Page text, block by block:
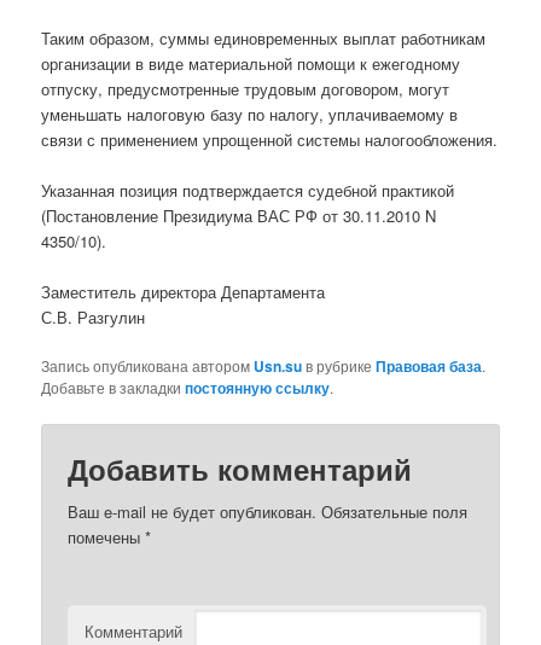
Таким образом, суммы единовременных выплат работникам
организации в виде материальной помощи к ежегодному
отпуску, предусмотренные трудовым договором, могут
уменьшать налоговую базу по налогу, уплачиваемому в
связи с применением упрощенной системы налогообложения.
Указанная позиция подтверждается судебной практикой
(Постановление Президиума ВАС РФ от 30.11.2010 N
4350/10).
Заместитель директора Департамента
С.В. Разгулин
Запись опубликована автором Usn.suв рубрикеПравовая база.
Добавьте в закладкипостоянную ссылку.
Добавить комментарий
Ваш e-mail не будет опубликован. Обязательные поля
помечены*
Комментарий